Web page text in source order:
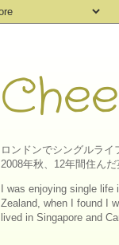
ロンドンでシングルラ
2008年秋、12年間住ん
I was enjoying single
Zealand, when I found I
lived in Singapore and